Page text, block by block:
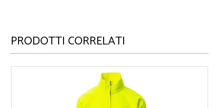
PRODOTTI CORRELATI